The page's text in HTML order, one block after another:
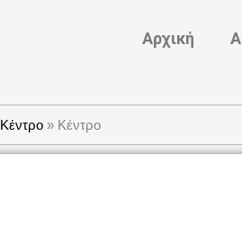
Αρχική
Kέντρο » Κέντρο